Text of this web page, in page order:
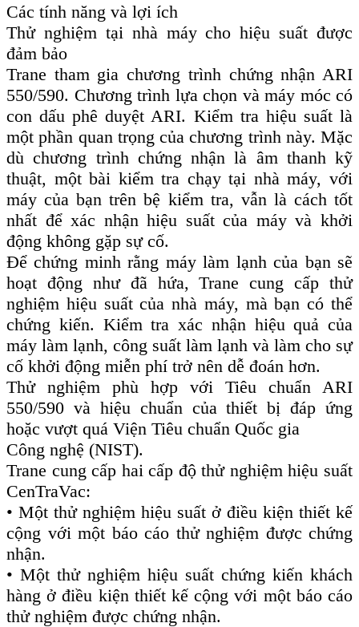
Các tính năng và lợi ích
Thử nghiệm tại nhà máy cho hiệu suất được
đảm bảo
Trane tham gia chương trình chứng nhận ARI
550/590. Chương trình lựa chọn và máy móc có
con dấu phê duyệt ARI. Kiểm tra hiệu suất là
một phần quan trọng của chương trình này. Mặc
dù chương trình chứng nhận là âm thanh kỹ
thuật, một bài kiểm tra chạy tại nhà máy, với
máy của bạn trên bệ kiểm tra, vẫn là cách tốt
nhất để xác nhận hiệu suất của máy và khởi
động không gặp sự cố.
Để chứng minh rằng máy làm lạnh của bạn sẽ
hoạt động như đã hứa, Trane cung cấp thử
nghiệm hiệu suất của nhà máy, mà bạn có thể
chứng kiến. Kiểm tra xác nhận hiệu quả của
máy làm lạnh, công suất làm lạnh và làm cho sự
cố khởi động miễn phí trở nên dễ đoán hơn.
Thử nghiệm phù hợp với Tiêu chuẩn ARI
550/590 và hiệu chuẩn của thiết bị đáp ứng
hoặc vượt quá Viện Tiêu chuẩn Quốc gia
Công nghệ (NIST).
Trane cung cấp hai cấp độ thử nghiệm hiệu suất
CenTraVac:
• Một thử nghiệm hiệu suất ở điều kiện thiết kế
cộng với một báo cáo thử nghiệm được chứng
nhận.
• Một thử nghiệm hiệu suất chứng kiến ​​khách
hàng ở điều kiện thiết kế cộng với một báo cáo
thử nghiệm được chứng nhận.